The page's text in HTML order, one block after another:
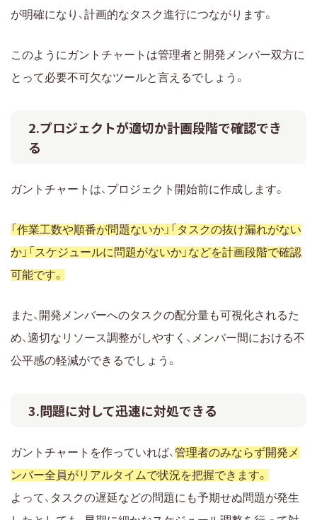
が明確になり、計画的なタスク進行につながります。
このようにガントチャートは管理者と開発メンバー双方に
とって必要不可欠なツールと言えるでしょう。
2.プロジェクトが適切か計画段階で確認でき
る
ガントチャートは、プロジェクト開始前に作成します。
「作業工数や順番が問題ないか」「タスクの抜け漏れがない
か」「スケジュールに問題がないか」などを計画段階で確認
可能です。
また、開発メンバーへのタスクの配分量も可視化されるた
め、適切なリソース調整がしやすく、メンバー間における不
公平感の軽減ができるでしょう。
3.問題に対して迅速に対処できる
ガントチャートを作っていれば、 管理者のみならず開発メ
ンバー全員がリアルタイムで状況を把握できます。
よって、タスクの遅延などの問題にも予期せぬ問題が発生